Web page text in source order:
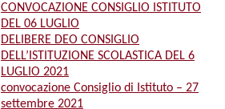
CONVOCAZIONE CONSIGLIO ISTITUTO
DEL 06 LUGLIO
DELIBERE DEO CONSIGLIO
DELL’ISTITUZIONE SCOLASTICA DEL 6
LUGLIO 2021
convocazione Consiglio di Istituto – 27
settembre 2021